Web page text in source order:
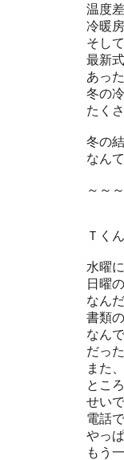
温度
冷暖
そし
最新
あっ
冬の
たく
冬の
なん
～～
Ｔく
水曜
日曜
なん
書類
なん
だっ
また
とこ
せい
電話
やっ
もう